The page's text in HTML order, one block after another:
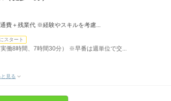
費＋残業代 ※経験やスキルを考慮...
スタート
働8時間、7時間30分） ※早番は週単位で交...
と見る